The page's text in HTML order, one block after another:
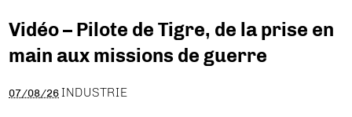
Vidéo – Pilote de Tigre, de la prise en
main aux missions de guerre
07/08/26 INDUSTRIE